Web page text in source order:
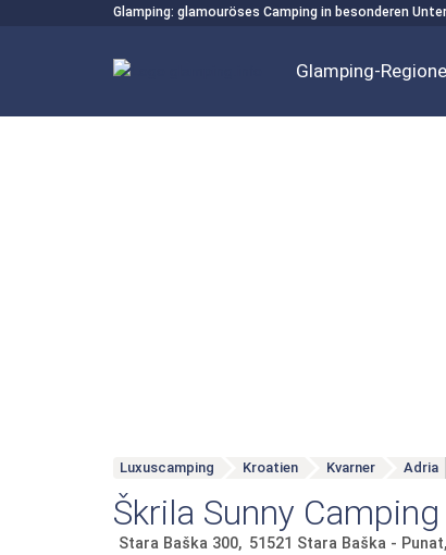
Glamping: glamouröses Camping in besonderen
Glamping-
Luxuscamping Kroatien Kvarner Adria
Škrila Sunny
Stara Baška 300 51521 Stara Baška - Punat